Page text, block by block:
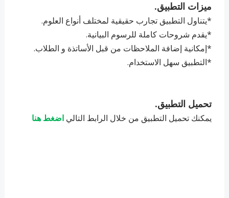
ميزات التطبيق.
*يتناول التطبيق تجارب حقيقية لمختلف أنواع العلوم.
*يقدم شروحات كاملة للرسوم البيانية.
*إمكانية إضافة الملاحظات من قبل الأساتذة و الطلاب.
*التطبيق سهل الاستخدام.
تحميل التطبيق.
يمكنك تحميل التطبيق من خلال الرابط التالي اضغط هنا